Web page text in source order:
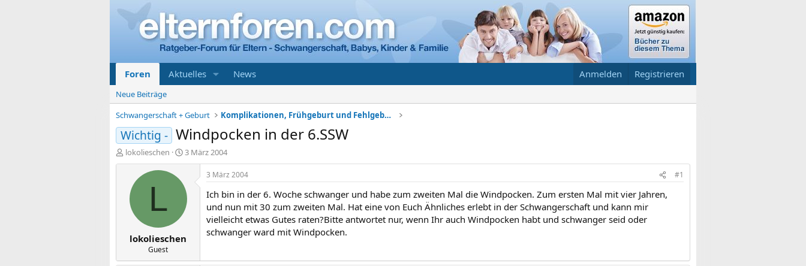
Foren Aktuelles News Anmelden Registrieren
Neue Beiträge
Schwangerschaft + Geburt
Komplikationen, Frühgeburt und Fehlgeburt
Wichtig - Windpocken in der 6.SSW
E
r
lokolieschen
E
r
t
e
l
a
3 März 2004
L
lokolieschen
Guest
3 März 2004 #1
Ich bin in der 6. Woche schwanger und habe zum zweiten Mal die Windpocken. Zum ersten Mal mit vier Jahren,
und nun mit 30 zum zweiten Mal. Hat eine von Euch Ähnliches erlebt in der Schwangerschaft und kann mir
vielleicht etwas Gutes raten?Bitte antwortet nur, wenn Ihr auch Windpocken habt und schwanger seid oder
schwanger ward mit Windpocken.